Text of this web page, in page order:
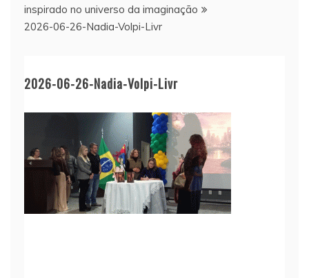
inspirado no universo da imaginação
2026-06-26-Nadia-Volpi-Livr
2026-06-26-Nadia-Volpi-Livr